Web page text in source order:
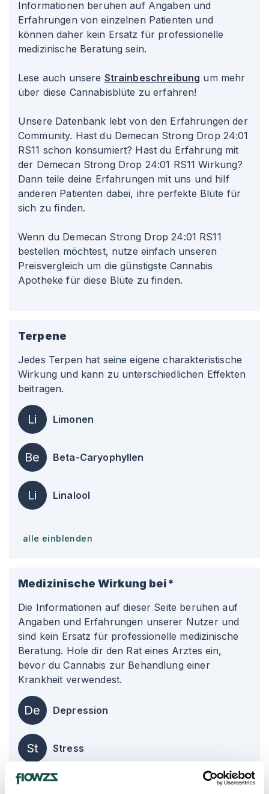
Informationen beruhen auf Angaben und
Erfahrungen von einzelnen Patienten und
können daher kein Ersatz für professionelle
medizinische Beratung sein.
Lese auch unsere Strainbeschreibung um mehr
über diese Cannabisblüte zu erfahren!
Unsere Datenbank lebt von den Erfahrungen der
Community. Hast du Demecan Strong Drop 24:01
RS11 schon konsumiert? Hast du Erfahrung mit
der Demecan Strong Drop 24:01 RS11 Wirkung?
Dann teile deine Erfahrungen mit uns und hilf
anderen Patienten dabei, ihre perfekte Blüte für
sich zu finden.
Wenn du Demecan Strong Drop 24:01 RS11
bestellen möchtest, nutze einfach unseren
Preisvergleich um die günstigste Cannabis
Apotheke für diese Blüte zu finden.
Terpene
Jedes Terpen hat seine eigene charakteristische
Wirkung und kann zu unterschiedlichen Effekten
beitragen.
Li Limonen
Be Beta-Caryophyllen
Li Linalool
alle einblenden
Medizinische Wirkung bei*
Die Informationen auf dieser Seite beruhen auf
Angaben und Erfahrungen unserer Nutzer und
sind kein Ersatz für professionelle medizinische
Beratung. Hole dir den Rat eines Arztes ein,
bevor du Cannabis zur Behandlung einer
Krankheit verwendest.
De Depression
St Stress
Ch